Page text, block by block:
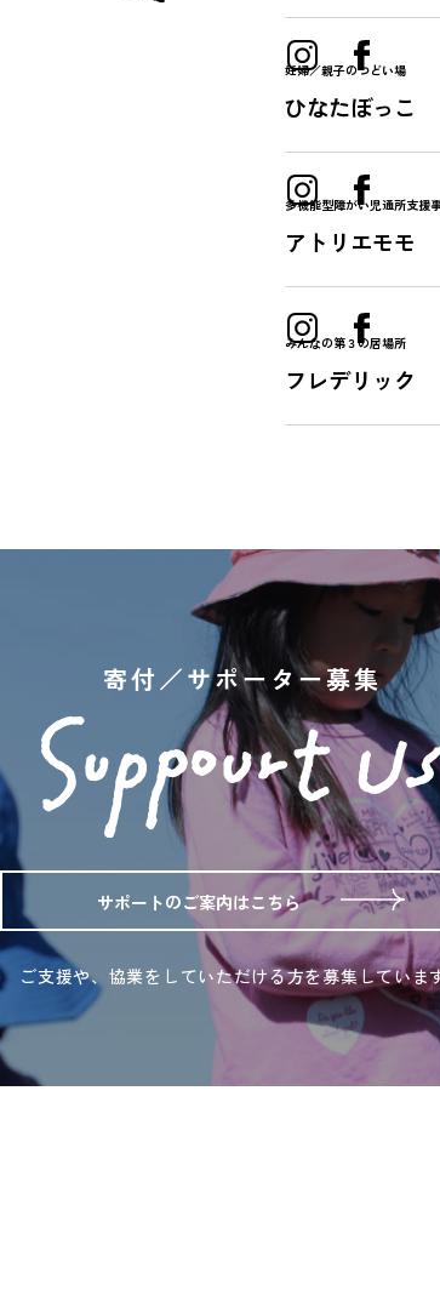
妊婦／親子のつどい場
ひなたぼっこ
多機能型障がい児通所支援
アトリエモモ
みんなの第３の居場所
フレデリック
寄付／サポーター募集
サポートのご案内はこちら
ご支援や、協業をしていただける方を募集していま